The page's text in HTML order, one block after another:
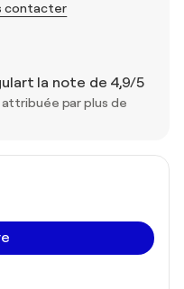
contacter
la note de 4,9/5
par plus de